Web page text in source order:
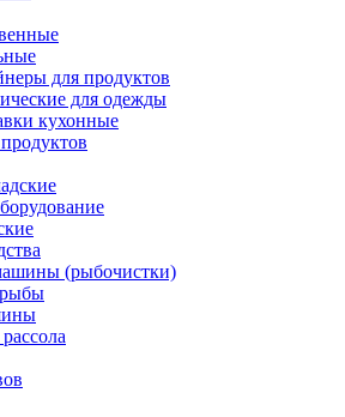
для продуктов
для одежды
кухонные
(рыбочистки)